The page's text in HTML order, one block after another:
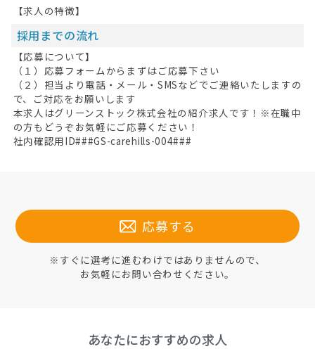
最近見た求人
お問い合わせ
掲載希望の方へ
【求人の特徴】
採用までの流れ
【応募について】
（１）応募フォームからまずはご応募下さい
（２）担当より電話・メール・SMSなどでご連絡いたしますの
で、ご対応をお願いします
本求人はグリーンストック株式会社の紹介求人です！※在職中
の方もどうぞお気軽にご応募ください！
社内確認用ID###GS-carehills-004###
応募する
※すぐに選考に進むわけではありませんので、
お気軽にお問い合わせください。
あなたにおすすめの求人